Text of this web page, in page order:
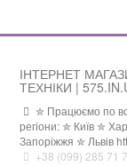
ІНТЕРНЕТ
ТЕХНІКИ |
✮ Працюємо по
регіони: ✮ Київ ✮
Запоріжжя ✮ Львів
+38 (099) 285 71